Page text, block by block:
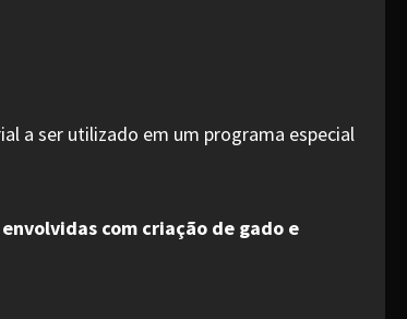
a ser utilizado em um programa especial
com criação de gado e